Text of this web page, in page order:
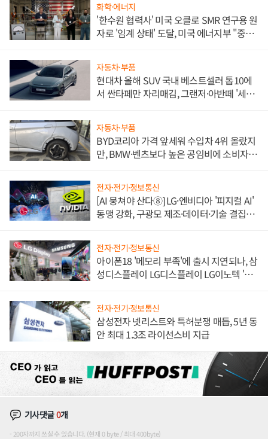
화학·에너지
'한수원 협력사' 미국 오클로 SMR 연구용 원
자로 '임계 상태' 도달, 미국 에너지부 "중요
자동차·부품
현대차 올해 SUV 국내 베스트셀러 톱10에
서 싼타페만 자리매김, 그랜저·아반떼 '세단
자동차·부품
BYD코리아 가격 앞세워 수입차 4위 올랐지
만, BMW·벤츠보다 높은 공임비에 소비자
전자·전기·정보통신
[AI 뭉쳐야 산다⑧] LG·엔비디아 '피지컬 AI'
동맹 강화, 구광모 제조·데이터·기술 결집
전자·전기·정보통신
아이폰18 '메모리 부족'에 출시 지연되나, 삼
성디스플레이 LG디스플레이 LG이노텍 '탈
전자·전기·정보통신
삼성전자 넷리스트와 특허분쟁 매듭, 5년 동
안 최대 1.3조 라이선스비 지급
기사댓글0개
200자까지 쓰실 수 있습니다. (현재 0 byte / 최대 400byte)